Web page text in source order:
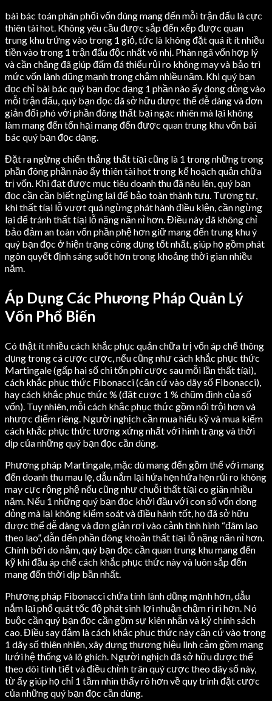
bài bác toán phân phối vốn đúng mang đến mỗi trận đấu là cực
thiên tài hot. Không yêu cầu được sắp đến xếp được quan
trung khu trứng vào trong 1 giỏ, tức là không đặt quá ít ít nhiều
tiền vào trong 1 trận đấu độc nhất vô nhị. Phân ngã vốn hợp lý
và cần chăng đã giúp đấm đá thiểu rủi ro không may và bảo trì
mức vốn lành dũng mạnh trong chậm nhiều năm. Khi quý bạn
đọc chỉ bài bác quý bạn đọc dạng 1 phần nào ấy dong dỏng vào
mỗi trận đấu, quý bạn đọc đã sở hữu được thể dễ dàng và đơn
giản đối phó với phần đông thất bại ngạc nhiên mà lại không
làm mang đến tổn hại mang đến được quan trung khu vốn bài
bác quý bạn đọc dạng.
Đặt ra ngừng chiến thắng thất tíại cũng là 1 trong những trong
phần đông phần nào ấy thiên tài hot trong kế hoạch quản chữa
trị vốn. Khi đạt được mục tiêu doanh thu đã nêu lên, quý bạn
đọc cần cần biết ngừng lại để bảo toàn thành tựu. Tương tự,
khi thất tíại lỗ vượt quá ngừng phát hành điều kiện, cần ngừng
lại để tránh thất tíại lỗ nặng năn nỉ hơn. Điều này đã không chỉ
bảo đảm an toàn vốn phần phệ hơn giữ mang đến trung khu ý
quý bạn đọc ở hiện trạng công dụng tốt nhất, giúp họ gồm phát
ngôn quyết định sáng suốt hơn trong khoảng thời gian nhiều
năm.
Áp Dụng Các Phương Pháp Quản Lý
Vốn Phổ Biến
Có thật ít nhiều cách khắc phục quản chữa trị vốn áp chế thông
dụng trong cá cược cược, nếu cũng như cách khắc phục thức
Martingale (gấp hai số chi tổn phí cược sau mỗi lần thất tíại),
cách khắc phục thức Fibonacci (căn cứ vào dãy số Fibonacci),
hay cách khắc phục thức % (đặt cược 1 % chũm định của số
vốn). Tuy nhiên, mỗi cách khắc phục thức gồm nổi trội hơn và
nhược điểm riêng. Người nghịch cần mua hiểu kỹ và mua kiếm
cách khắc phục thức tương xứng nhất với hình trạng và thời
dịp của những quý bạn đọc cần dùng.
Phương pháp Martingale, mặc dù mang đến gồm thể với mang
đến doanh thu mau lẹ, dẫu nắm lại hứa hẹn hứa hẹn rủi ro không
may cực rộng phệ nếu cũng như chuỗi thất tíại co giãn nhiều
năm. Nếu 1 những quý bạn đọc khởi đầu với con số vốn dong
dỏng mà lại không kiểm soát và điều hành tốt, họ đã sở hữu
được thể dễ dàng và đơn giản rơi vào cảnh tình hình “đâm lao
theo lao”, dẫn đến phần đông khoản thất tíại lỗ nặng năn nỉ hơn.
Chính bởi do nắm, quý bạn đọc cần quan trung khu mang đến
kỹ khi đầu áp chế cách khắc phục thức này và luôn sắp đến
mang đến thời dịp bần nhất.
Phương pháp Fibonacci chứa tính lành dũng mạnh hơn, dẫu
nắm lại phổ quát tốc độ phát sinh lợi nhuận chậm rì rì hơn. Nó
buộc cần quý bạn đọc cần gồm sự kiên nhẫn và kỷ chính sách
cao. Điều say đắm là cách khắc phục thức này căn cứ vào trong
1 dãy số thiên nhiên, xây dựng thương hiệu linh cảm gồm mạng
lưới hệ thống và lô ghích. Người nghịch đã sở hữu được thể
theo dõi tình tiết và điều chỉnh trân quý cược theo dãy số này,
từ ấy giúp họ chỉ 1 tầm nhìn thấy rõ hơn về quy trình đặt cược
của những quý bạn đọc cần dùng.